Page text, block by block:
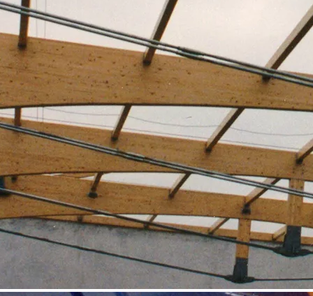
0
0
Likes
Deja una respuesta
Tu dirección de correo electrónico no será publicada.
obligatorios están marcados con*
Comentario